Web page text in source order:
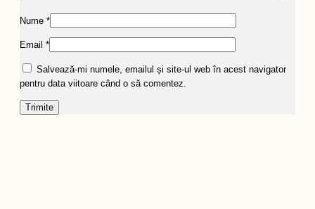
Nume *
Email *
Salvează-mi numele, emailul și site-ul web în acest navigator
pentru data viitoare când o să comentez.